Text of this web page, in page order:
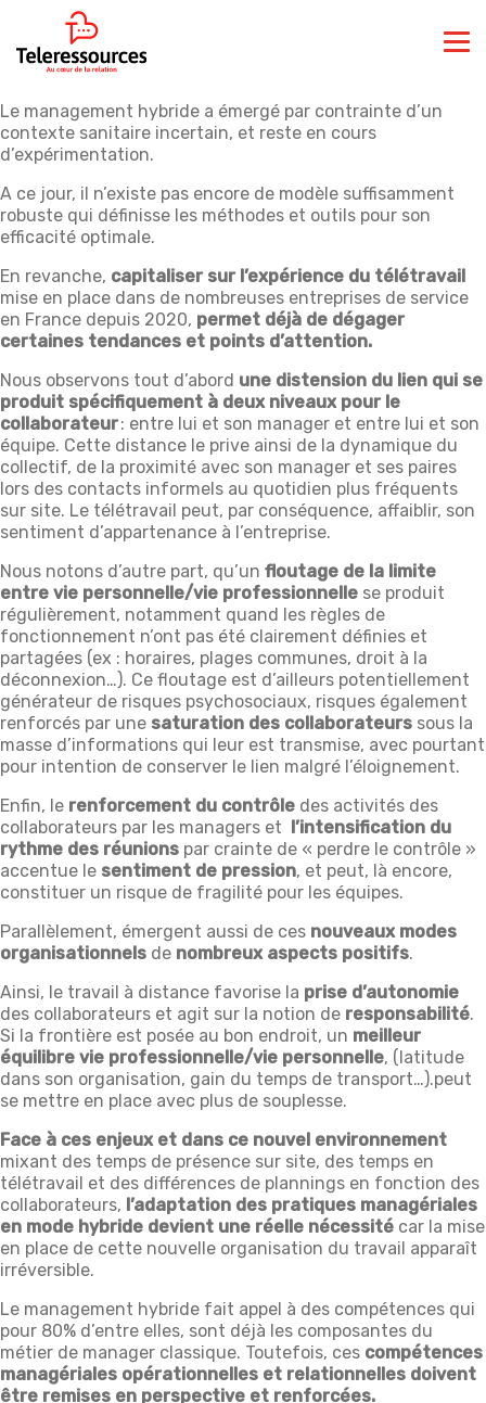
Le management hybride a émergé par contrainte d’un
contexte sanitaire incertain, et reste en cours
d’expérimentation.
A ce jour, il n’existe pas encore de modèle suffisamment
robuste qui définisse les méthodes et outils pour son
efficacité optimale.
En revanche, capitaliser sur l’expérience du télétravail
mise en place dans de nombreuses entreprises de service
en France depuis 2020, permet déjà de dégager
certaines tendances et points d’attention.
Nous observons tout d’abord une distension du lien qui se
produit spécifiquement à deux niveaux pour le
collaborateur: entre lui et son manager et entre lui et son
équipe. Cette distance le prive ainsi de la dynamique du
collectif, de la proximité avec son manager et ses paires
lors des contacts informels au quotidien plus fréquents
sur site. Le télétravail peut, par conséquence, affaiblir, son
sentiment d’appartenance à l’entreprise.
Nous notons d’autre part, qu’un floutage de la limite
entre vie personnelle/vie professionnelle se produit
régulièrement, notamment quand les règles de
fonctionnement n’ont pas été clairement définies et
partagées (ex : horaires, plages communes, droit à la
déconnexion…). Ce floutage est d’ailleurs potentiellement
générateur de risques psychosociaux, risques également
renforcés par une saturation des collaborateurs sous la
masse d’informations qui leur est transmise, avec pourtant
pour intention de conserver le lien malgré l’éloignement.
Enfin, le renforcement du contrôle des activités des
collaborateurs par les managers et l’intensification du
rythme des réunions par crainte de « perdre le contrôle »
accentue le sentiment de pression, et peut, là encore,
constituer un risque de fragilité pour les équipes.
Parallèlement, émergent aussi de ces nouveaux modes
organisationnels de nombreux aspects positifs.
Ainsi, le travail à distance favorise la prise d’autonomie
des collaborateurs et agit sur la notion de responsabilité.
Si la frontière est posée au bon endroit, un meilleur
équilibre vie professionnelle/vie personnelle, (latitude
dans son organisation, gain du temps de transport…).peut
se mettre en place avec plus de souplesse.
Face à ces enjeux et dans ce nouvel environnement
mixant des temps de présence sur site, des temps en
télétravail et des différences de plannings en fonction des
collaborateurs, l’adaptation des pratiques managériales
en mode hybride devient une réelle nécessité car la mise
en place de cette nouvelle organisation du travail apparaît
irréversible.
Le management hybride fait appel à des compétences qui
pour 80% d’entre elles, sont déjà les composantes du
métier de manager classique. Toutefois, ces compétences
managériales opérationnelles et relationnelles doivent
être remises en perspective et renforcées.